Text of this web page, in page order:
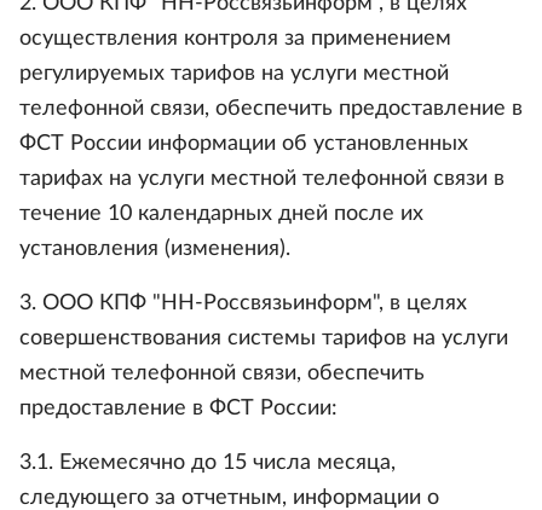
осуществления контроля за применением
регулируемых тарифов на услуги местной
телефонной связи, обеспечить предоставление в
ФСТ России информации об установленных
тарифах на услуги местной телефонной связи в
течение 10 календарных дней после их
установления (изменения).
3. ООО КПФ "НН-Россвязьинформ", в целях
совершенствования системы тарифов на услуги
местной телефонной связи, обеспечить
предоставление в ФСТ России:
3.1. Ежемесячно до 15 числа месяца,
следующего за отчетным, информации о